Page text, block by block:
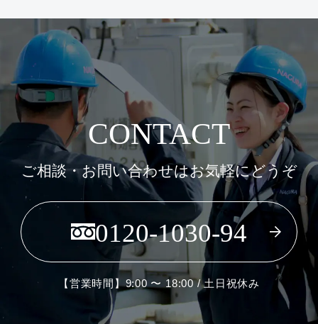
CONTACT
ご相談・お問い合わせはお気軽にどうぞ
0120-1030-94
【営業時間】9:00 〜 18:00 / 土日祝休み